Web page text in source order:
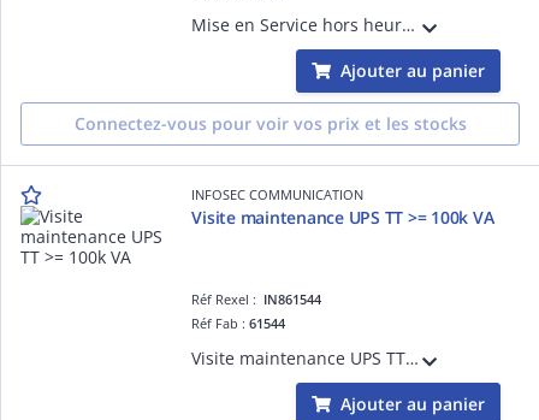
Mise en Service hors heures ouvrées Onduleur Tri Tri entre 30/40k VA (D365) Hors Manutention, Enlèvement, Recyclage sur toutes les refs
Ajouter au panier
Connectez-vous pour voir vos prix et les stocks
INFOSEC COMMUNICATION
Visite maintenance UPS TT >= 100k VA
Réf Rexel : IN861544
Réf Fab :61544
Visite maintenance UPS TT >= 100k VA
Ajouter au panier